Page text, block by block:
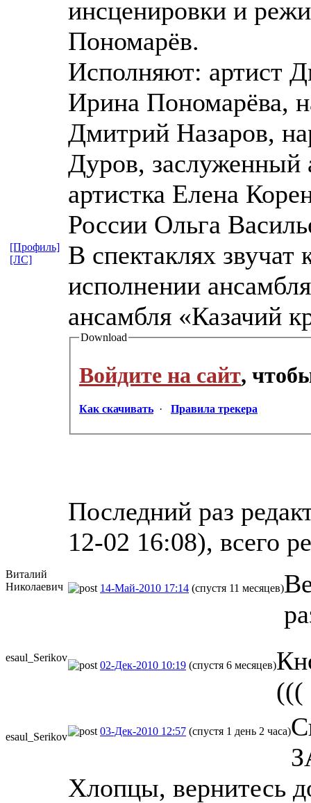
инсценировки и
Пономарёв.
Исполняют: артист
Ирина Пономарёва,
Дмитрий Назаров,
Дуров, заслуженный
артистка Елена
России Ольга
В спектаклях звучат
исполнении
ансамбля «Казачий
Download
Войдите на сайт,
Как скачивать · Правила трекера
Последний раз
12-02 16:08), всего
[Профиль]
[ЛС]
Виталий
Николаевич
14-Май-2010 17:14 (спустя 11 месяцев)
esaul_Seriko​v
02-Дек-2010 10:19 (спустя 6 месяцев)
(((
esaul_Seriko​v 03-Дек-2010 12:57 (спустя 1 день 2 часа)
Хлопцы, вернитесь